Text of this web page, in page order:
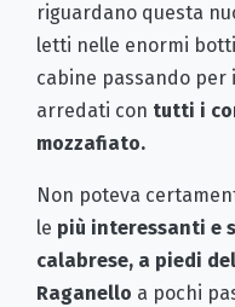
riguardano questa
letti nelle enormi
cabine passando per
arredati con tutti i
mozzafiato.
Non poteva
le più interessanti e
calabrese, a piedi
Raganello a pochi